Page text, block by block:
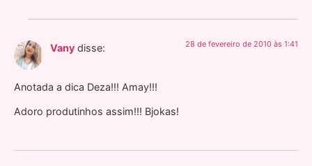
Vany disse: 28 de fevereiro de 2010 às 1:41
Anotada a dica Deza!!! Amay!!!
Adoro produtinhos assim!!! Bjokas!